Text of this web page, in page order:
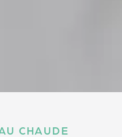
CHAUDE